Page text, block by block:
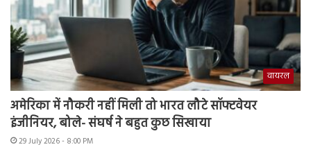
वायरल
अमेरिका में नौकरी नहीं मिली तो भारत लौटे सॉफ्टवेयर
इंजीनियर, बोले- संघर्ष ने बहुत कुछ सिखाया
29 July 2026 - 8:00 PM